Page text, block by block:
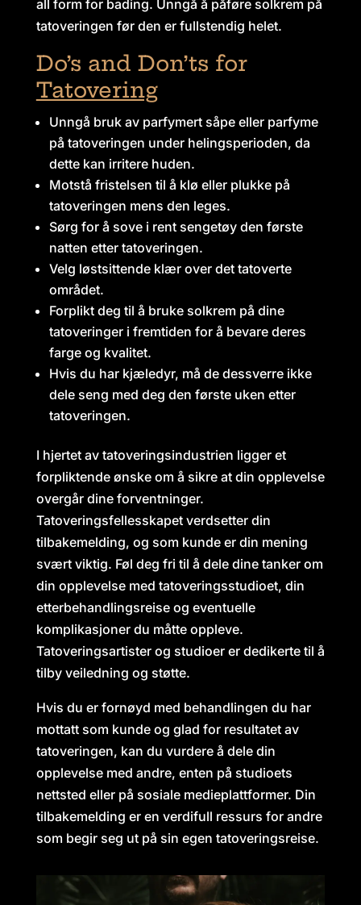
all form for bading. Unngå å påføre solkrem på
tatoveringen før den er fullstendig helet.
Do’s and Don’ts for
Tatovering
Unngå bruk av parfymert såpe eller parfyme
på tatoveringen under helingsperioden, da
dette kan irritere huden.
Motstå fristelsen til å klø eller plukke på
tatoveringen mens den leges.
Sørg for å sove i rent sengetøy den første
natten etter tatoveringen.
Velg løstsittende klær over det tatoverte
området.
Forplikt deg til å bruke solkrem på dine
tatoveringer i fremtiden for å bevare deres
farge og kvalitet.
Hvis du har kjæledyr, må de dessverre ikke
dele seng med deg den første uken etter
tatoveringen.
I hjertet av tatoveringsindustrien ligger et
forpliktende ønske om å sikre at din opplevelse
overgår dine forventninger.
Tatoveringsfellesskapet verdsetter din
tilbakemelding, og som kunde er din mening
svært viktig. Føl deg fri til å dele dine tanker om
din opplevelse med tatoveringsstudioet, din
etterbehandlingsreise og eventuelle
komplikasjoner du måtte oppleve.
Tatoveringsartister og studioer er dedikerte til å
tilby veiledning og støtte.
Hvis du er fornøyd med behandlingen du har
mottatt som kunde og glad for resultatet av
tatoveringen, kan du vurdere å dele din
opplevelse med andre, enten på studioets
nettsted eller på sosiale medieplattformer. Din
tilbakemelding er en verdifull ressurs for andre
som begir seg ut på sin egen tatoveringsreise.